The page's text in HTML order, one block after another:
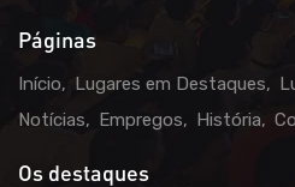
Páginas
Início Lugares em Destaques
Notícias
Empregos História
Os destaques